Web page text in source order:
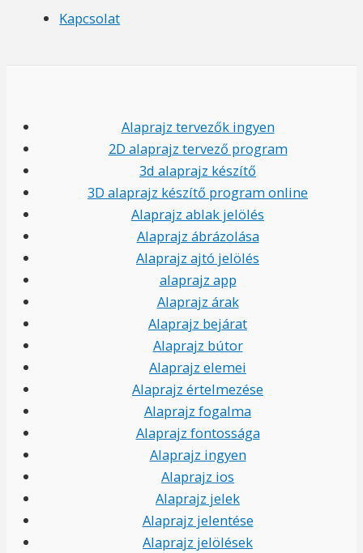
Kapcsolat
Alaprajz tervezők ingyen
2D alaprajz tervező program
3d alaprajz készítő
3D alaprajz készítő program online
Alaprajz ablak jelölés
Alaprajz ábrázolása
Alaprajz ajtó jelölés
alaprajz app
Alaprajz árak
Alaprajz bejárat
Alaprajz bútor
Alaprajz elemei
Alaprajz értelmezése
Alaprajz fogalma
Alaprajz fontossága
Alaprajz ingyen
Alaprajz ios
Alaprajz jelek
Alaprajz jelentése
Alaprajz jelölések